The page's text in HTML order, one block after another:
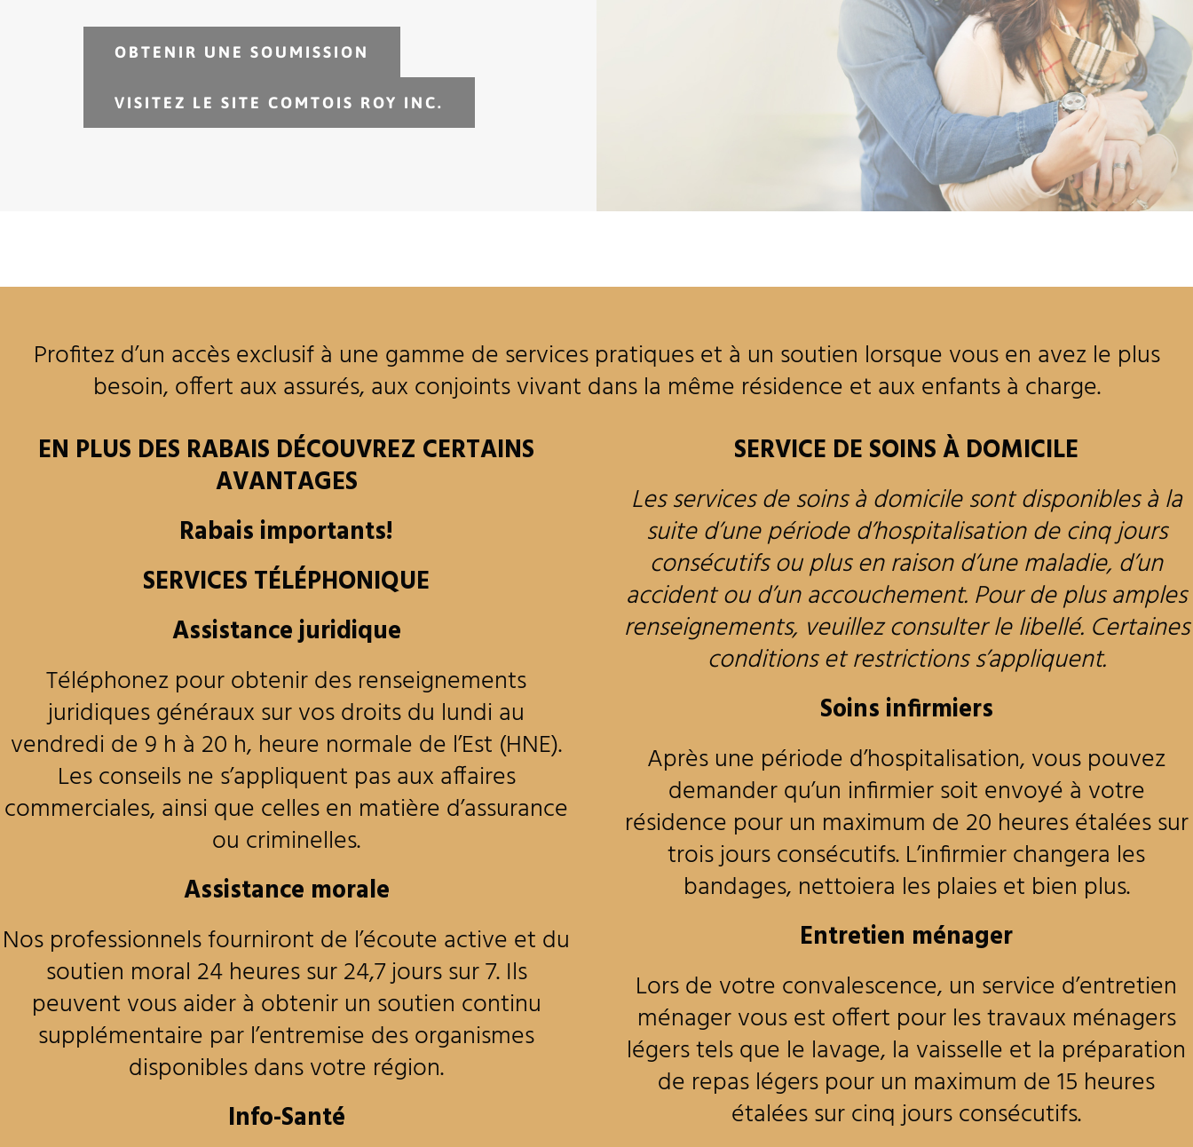
OBTENIR UNE SOUMISSION
VISITEZ LE SITE COMTOIS ROY INC.
Profitez d’un accès exclusif à une gamme de services pratiques et à un soutien lorsque vous en avez le plus
besoin, offert aux assurés, aux conjoints vivant dans la même résidence et aux enfants à charge.
EN PLUS DES RABAIS DÉCOUVREZ CERTAINS
AVANTAGES
Rabais importants!
SERVICES TÉLÉPHONIQUE
Assistance juridique
Téléphonez pour obtenir des renseignements
juridiques généraux sur vos droits du lundi au
vendredi de 9 h à 20 h, heure normale de l’Est (HNE).
Les conseils ne s’appliquent pas aux affaires
commerciales, ainsi que celles en matière d’assurance
ou criminelles.
Assistance morale
Nos professionnels fourniront de l’écoute active et du
soutien moral 24 heures sur 24,7 jours sur 7. Ils
peuvent vous aider à obtenir un soutien continu
supplémentaire par l’entremise des organismes
disponibles dans votre région.
Info-Santé
SERVICE DE SOINS À DOMICILE
Les services de soins à domicile sont disponibles à la
suite d’une période d’hospitalisation de cinq jours
consécutifs ou plus en raison d’une maladie, d’un
accident ou d’un accouchement. Pour de plus amples
renseignements, veuillez consulter le libellé. Certaines
conditions et restrictions s’appliquent.
Soins infirmiers
Après une période d’hospitalisation, vous pouvez
demander qu’un infirmier soit envoyé à votre
résidence pour un maximum de 20 heures étalées sur
trois jours consécutifs. L’infirmier changera les
bandages, nettoiera les plaies et bien plus.
Entretien ménager
Lors de votre convalescence, un service d’entretien
ménager vous est offert pour les travaux ménagers
légers tels que le lavage, la vaisselle et la préparation
de repas légers pour un maximum de 15 heures
étalées sur cinq jours consécutifs.